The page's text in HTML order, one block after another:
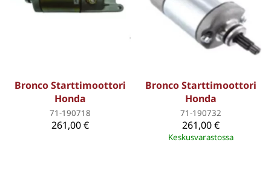
Bronco Starttimoottori
Honda
71-190718
261,00 €
Bronco Starttimoottori
Honda
71-190732
261,00 €
Keskusvarastossa